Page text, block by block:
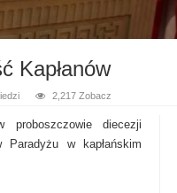
Kapłanów
2,217 Zobacz
diecezji
Paradyżu w kapłańskim